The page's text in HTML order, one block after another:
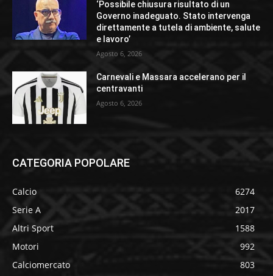
‘Possibile chiusura risultato di un
Governo inadeguato. Stato intervenga
direttamente a tutela di ambiente, salute
e lavoro’
Agosto 6, 2026
Carnevali e Massara accelerano per il
centravanti
Agosto 6, 2026
CATEGORIA POPOLARE
Calcio
6274
Serie A
2017
Altri Sport
1588
Motori
992
Calciomercato
803